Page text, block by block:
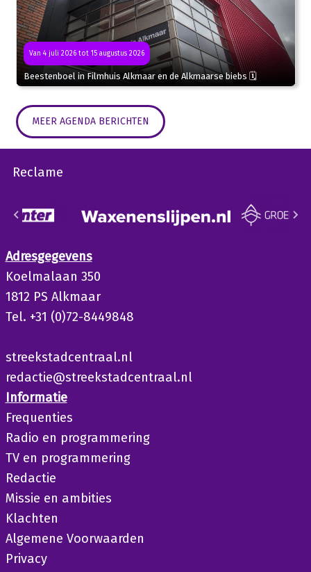
Van 4 juli 2026 tot 15 augustus 2026
Beestenboel in Filmhuis Alkmaar en de Alkmaarse biebs 🗓
MEER AGENDA BERICHTEN
Reclame
Adresgegevens
Koelmalaan 350
1812 PS Alkmaar
Tel. +31 (0)72-8449848
streekstadcentraal.nl
redactie@streekstadcentraal.nl
Informatie
Frequenties
Radio en programmering
TV en programmering
Redactie
Missie en ambities
Klachten
Algemene Voorwaarden
Privacy